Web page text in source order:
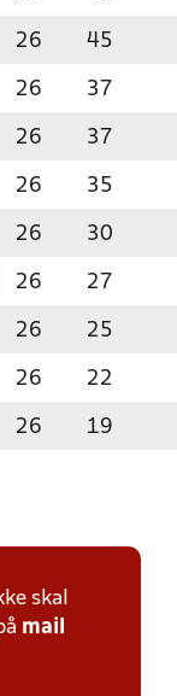
26 45
26 37
26 37
26 35
26 30
26 27
26 25
26 22
26 19
skal
mail